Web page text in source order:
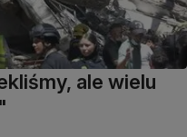
ale wielu